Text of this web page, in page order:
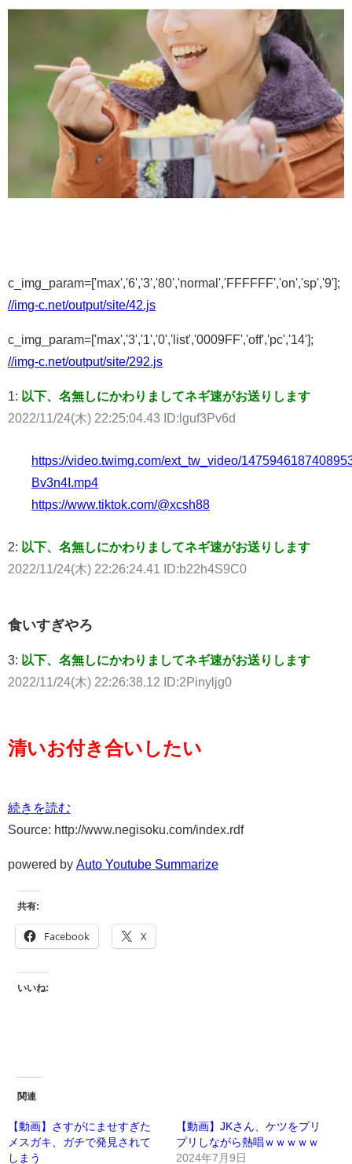
c_img_param=['max','6','3','80','normal','FFFFFF','on','sp','9'];
//img-c.net/output/site/42.js
c_img_param=['max','3','1','0','list','0009FF','off','pc','14'];
//img-c.net/output/site/292.js
1: 以下、名無しにかわりましてネギ速がお送りします
2022/11/24(木) 22:25:04.43 ID:lguf3Pv6d
https://video.twimg.com/ext_tw_video/
Bv3n4I.mp4
https://www.tiktok.com/@xcsh88
2: 以下、名無しにかわりましてネギ速がお送りします
2022/11/24(木) 22:26:24.41 ID:b22h4S9C0
食いすぎやろ
3: 以下、名無しにかわりましてネギ速がお送りします
2022/11/24(木) 22:26:38.12 ID:2Pinyljg0
清いお付き合いしたい
続きを読む
Source: http://www.negisoku.com/index.rdf
powered by Auto Youtube Summarize
共有:
Facebook X
いいね:
関連
【動画】さすがにませすぎた
メスガキ、ガチで発見されて
しまう
【動画】JKさん、ケツをプリ
プリしながら熱唱ｗｗｗｗｗ
2024年7月9日